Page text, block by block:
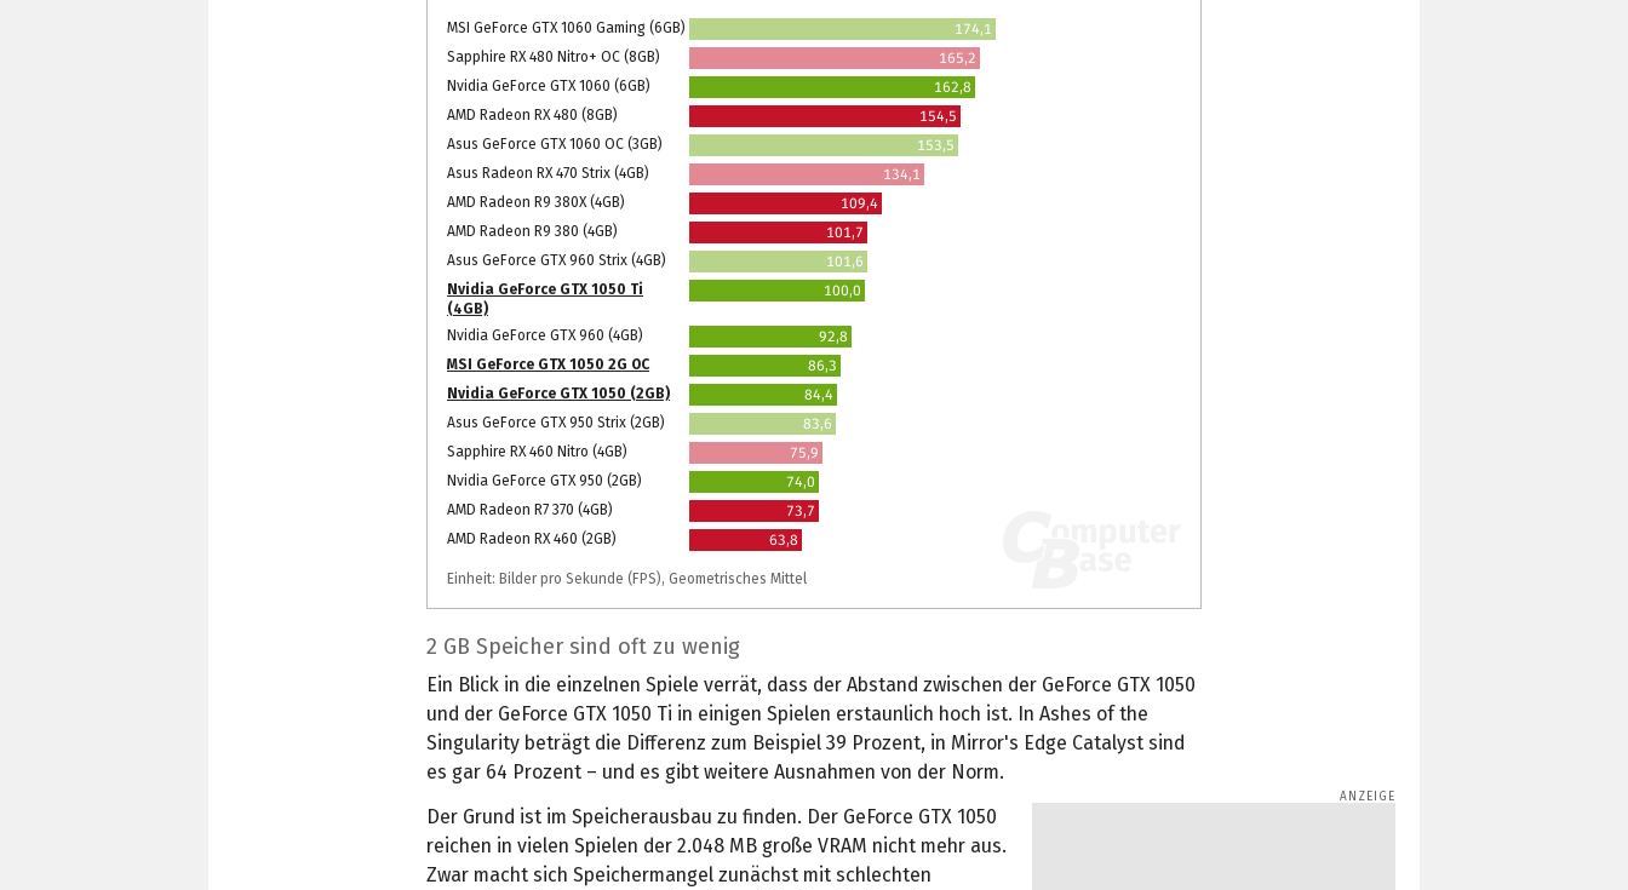
MSI GeForce GTX 1060 Gaming (6GB)
174,1
Sapphire RX 480 Nitro+ OC (8GB)
165,2
Nvidia GeForce GTX 1060 (6GB)
162,8
AMD Radeon RX 480 (8GB)
154,5
Asus GeForce GTX 1060 OC (3GB)
153,5
Asus Radeon RX 470 Strix (4GB)
134,1
AMD Radeon R9 380X (4GB)
109,4
AMD Radeon R9 380 (4GB)
101,7
Asus GeForce GTX 960 Strix (4GB)
101,6
Nvidia GeForce GTX 1050 Ti
(4GB)
100,0
Nvidia GeForce GTX 960 (4GB)
92,8
MSI GeForce GTX 1050 2G OC
86,3
Nvidia GeForce GTX 1050 (2GB)
84,4
Asus GeForce GTX 950 Strix (2GB)
83,6
Sapphire RX 460 Nitro (4GB)
75,9
Nvidia GeForce GTX 950 (2GB)
74,0
AMD Radeon R7 370 (4GB)
73,7
AMD Radeon RX 460 (2GB)
63,8
Einheit: Bilder pro Sekunde (FPS), Geometrisches Mittel
2 GB Speicher sind oft zu wenig
Ein Blick in die einzelnen Spiele verrät, dass der Abstand zwischen der GeForce GTX 1050
und der GeForce GTX 1050 Ti in einigen Spielen erstaunlich hoch ist. In Ashes of the
Singularity beträgt die Differenz zum Beispiel 39 Prozent, in Mirror's Edge Catalyst sind
es gar 64 Prozent – und es gibt weitere Ausnahmen von der Norm.
Der Grund ist im Speicherausbau zu finden. Der GeForce GTX 1050
reichen in vielen Spielen der 2.048 MB große VRAM nicht mehr aus.
Zwar macht sich Speichermangel zunächst mit schlechten